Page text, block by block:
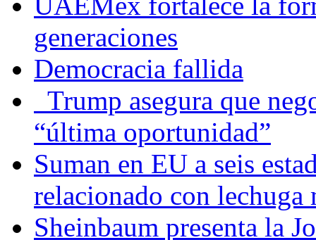
generaciones
Democracia fallida
Trump asegura que
“última oportunidad”
Suman en EU a seis
relacionado con lechuga
Sheinbaum presenta la